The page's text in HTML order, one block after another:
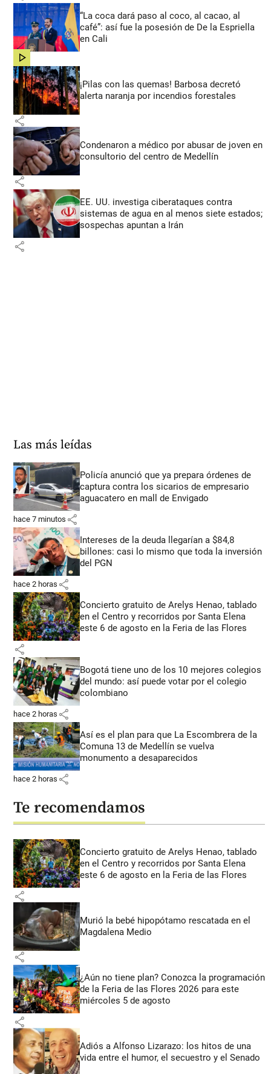
“La coca dará paso al coco, al cacao, al
café”: así fue la posesión de De la Espriella
en Cali
share
¡Pilas con las quemas! Barbosa decretó
alerta naranja por incendios forestales
share
Condenaron a médico por abusar de joven en
consultorio del centro de Medellín
share
EE. UU. investiga ciberataques contra
sistemas de agua en al menos siete estados;
sospechas apuntan a Irán
share
Las más leídas
Policía anunció que ya prepara órdenes de
captura contra los sicarios de empresario
aguacatero en mall de Envigado
hace 7 minutos share
Intereses de la deuda llegarían a $84,8
billones: casi lo mismo que toda la inversión
del PGN
hace 2 horas share
Concierto gratuito de Arelys Henao, tablado
en el Centro y recorridos por Santa Elena
este 6 de agosto en la Feria de las Flores
share
Bogotá tiene uno de los 10 mejores colegios
del mundo: así puede votar por el colegio
colombiano
hace 2 horas share
Así es el plan para que La Escombrera de la
Comuna 13 de Medellín se vuelva
monumento a desaparecidos
hace 2 horas share
Te recomendamos
Concierto gratuito de Arelys Henao, tablado
en el Centro y recorridos por Santa Elena
este 6 de agosto en la Feria de las Flores
share
Murió la bebé hipopótamo rescatada en el
Magdalena Medio
share
¿Aún no tiene plan? Conozca la programación
de la Feria de las Flores 2026 para este
miércoles 5 de agosto
share
Adiós a Alfonso Lizarazo: los hitos de una
vida entre el humor, el secuestro y el Senado